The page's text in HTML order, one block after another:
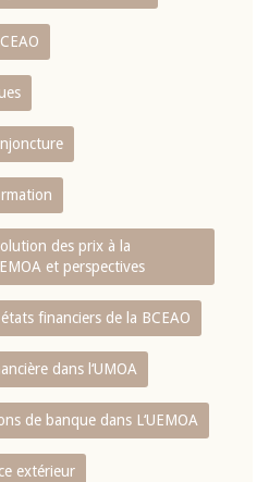
des prix à la
et perspectives
financiers de la BCEAO
dans l‘UMOA
de banque dans L‘UEMOA
extérieur